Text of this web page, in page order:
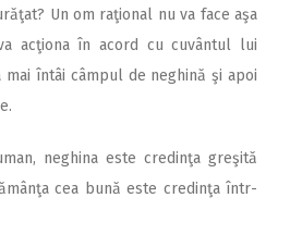
Un om raţional nu va face aşa
acţiona în acord cu cuvântul lui
mai întâi câmpul de neghină şi apoi
neghina este credinţa greşită
cea bună este credinţa într-